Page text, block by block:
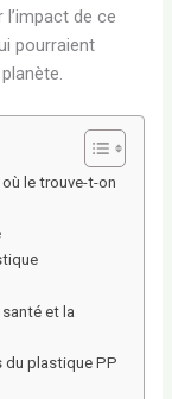
de ce
pourraient
le trouve-t-on
et la
du plastique PP